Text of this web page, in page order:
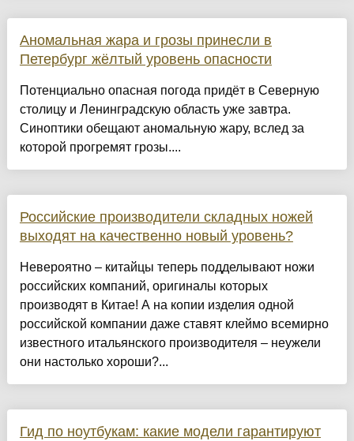
Аномальная жара и грозы принесли в
Петербург жёлтый уровень опасности
Потенциально опасная погода придёт в Северную
столицу и Ленинградскую область уже завтра.
Синоптики обещают аномальную жару, вслед за
которой прогремят грозы....
Российские производители складных ножей
выходят на качественно новый уровень?
Невероятно – китайцы теперь подделывают ножи
российских компаний, оригиналы которых
производят в Китае! А на копии изделия одной
российской компании даже ставят клеймо всемирно
известного итальянского производителя – неужели
они настолько хороши?...
Гид по ноутбукам: какие модели гарантируют